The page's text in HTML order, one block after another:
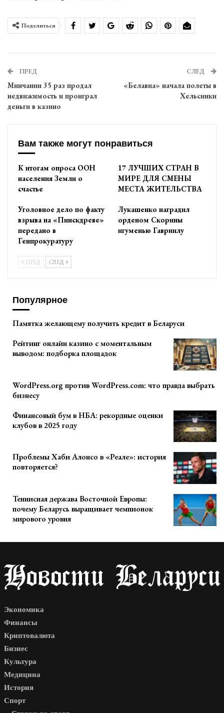
Поделиться
ПРЕД
Минчанин 35 раз продал
недвижимость и проиграл
деньги в казино
СЛЕД
«Белавиа» начала полеты в
Хельсинки
Вам также могут понравиться
К итогам опроса ООН
населения Земли о
счастье
17 ЛУЧШИХ СТРАН В
МИРЕ ДЛЯ СМЕНЫ
МЕСТА ЖИТЕЛЬСТВА
Уголовное дело по факту
взрыва на «Пинскдреве»
передано в
Генпрокуратуру
Лукашенко наградил
орденом Скорины
игуменью Гавриилу
ПРЕД СЛЕД
Популярное
Памятка желающему получить кредит в Беларуси
Рейтинг онлайн казино с моментальным
выводом: подборка площадок
WordPress.org против WordPress.com: что правда выбрать
бизнесу
Финансовый бум в НБА: рекордные оценки
клубов в 2025 году
Проблемы Хаби Алонсо в «Реале»: история
повторяется?
Теннисная держава Восточной Европы:
почему Беларусь выращивает чемпионок
мирового уровня
Экономика
Финансы
Криптовалюта
Бизнес
Культура
Медицина
История
Спорт